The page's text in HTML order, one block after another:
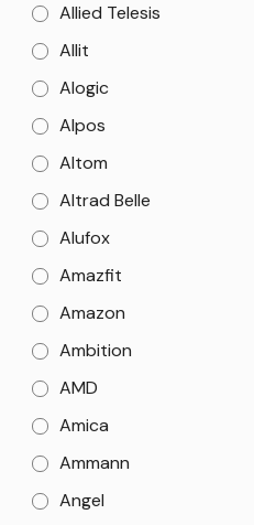
Allied Telesis
Allit
Alogic
Alpos
Altom
Altrad Belle
Alufox
Amazfit
Amazon
Ambition
AMD
Amica
Ammann
Angel